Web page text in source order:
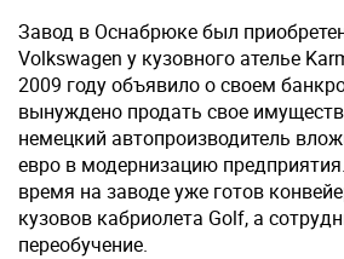
Завод в Оснабрюке был
Volkswagen у кузовного ателье
2009 году объявило о своем
вынуждено продать свое
немецкий автопроизводитель
евро в модернизацию
время на заводе уже готов
кузовов кабриолета Golf, а
переобучение.